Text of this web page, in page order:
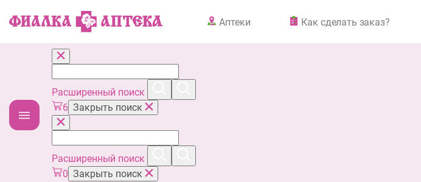
Аптеки Как сделать заказ?
Расширенный поиск
6 Закрыть поиск
Расширенный поиск
0 Закрыть поиск